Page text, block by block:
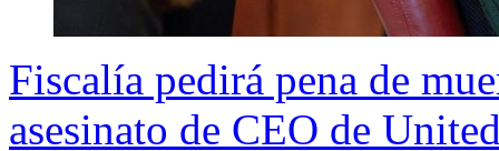
Fiscalía pedirá pena de
asesinato de CEO de